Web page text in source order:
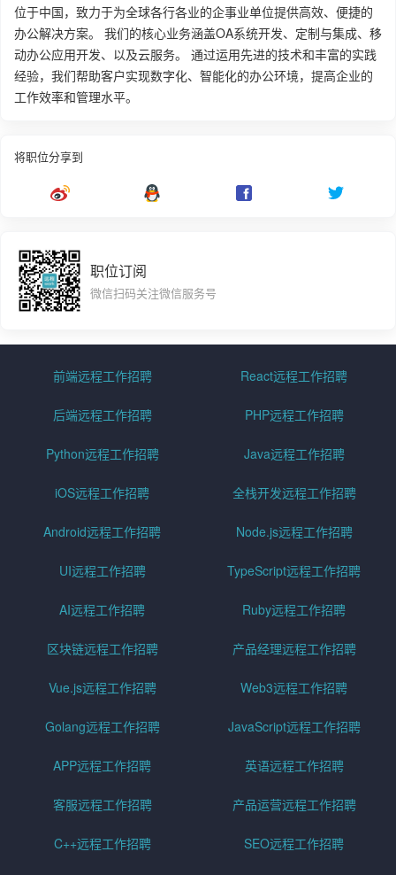
位于中国，致力于为全球各行各业的企事业单位提供高效、便捷的
办公解决方案。 我们的核心业务涵盖OA系统开发、定制与集成、移
动办公应用开发、以及云服务。 通过运用先进的技术和丰富的实践
经验，我们帮助客户实现数字化、智能化的办公环境，提高企业的
工作效率和管理水平。
将职位分享到
职位订阅
微信扫码关注微信服务号
前端远程工作招聘 React远程工作招聘
后端远程工作招聘 PHP远程工作招聘
Python远程工作招聘 Java远程工作招聘
iOS远程工作招聘 全栈开发远程工作招聘
Android远程工作招聘 Node.js远程工作招聘
UI远程工作招聘 TypeScript远程工作招聘
AI远程工作招聘 Ruby远程工作招聘
区块链远程工作招聘 产品经理远程工作招聘
Vue.js远程工作招聘 Web3远程工作招聘
Golang远程工作招聘 JavaScript远程工作招聘
APP远程工作招聘 英语远程工作招聘
客服远程工作招聘 产品运营远程工作招聘
C++远程工作招聘 SEO远程工作招聘